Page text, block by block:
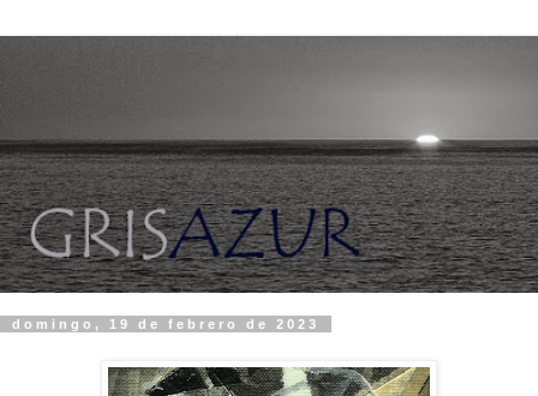
domingo, 19 de febrero de 2023